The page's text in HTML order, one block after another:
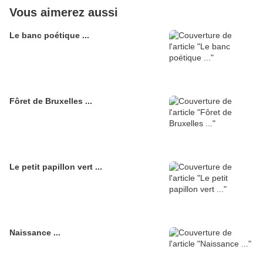
Vous aimerez aussi
Le banc poétique ...
Fôret de Bruxelles ...
Le petit papillon vert ...
Naissance ...